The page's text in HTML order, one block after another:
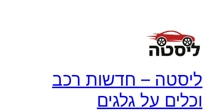
ליסטה – חדשות רכב
וכלים על גלגים